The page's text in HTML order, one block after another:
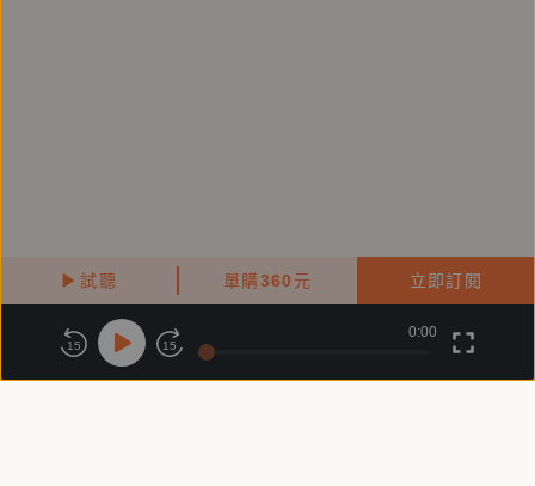
試聽 單購360 元 立即訂閱
關於鏡好聽
商務合作 付費條款 會員條款
15 15
0:00